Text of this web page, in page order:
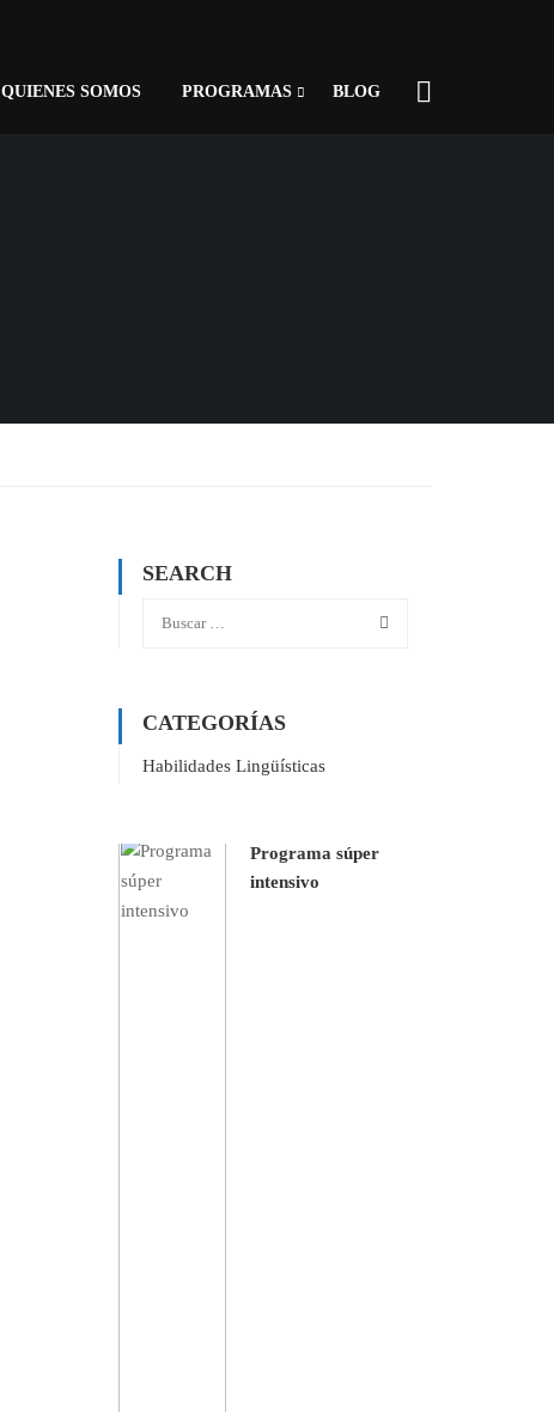
QUIENES SOMOS PROGRAMAS BLOG
SEARCH
CATEGORÍAS
Habilidades Lingüísticas
Programa súper
intensivo